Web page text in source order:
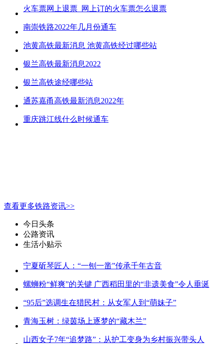
火车票网上退票_网上订的火车票怎么退票
南崇铁路2022年几月份通车
池黄高铁最新消息 池黄高铁经过哪些站
银兰高铁最新消息2022
银兰高铁途经哪些站
通苏嘉甬高铁最新消息2022年
重庆跳江线什么时候通车
查看更多铁路资讯>>
今日头条
公路资讯
生活小贴示
宁夏斫琴匠人：“一刨一凿”传承千年古音
螺蛳粉“鲜爽”的关键 广西稻田里的“非遗美食”令人垂涎
“95后”选调生在猎民村：从女军人到“萌妹子”
青海玉树：绿茵场上逐梦的“藏木兰”
山西女子7年“追梦路”：从护工变身为乡村振兴带头人